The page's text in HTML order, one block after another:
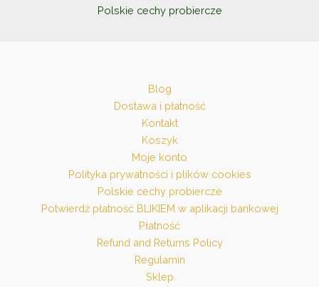
Polskie cechy probiercze
Blog
Dostawa i płatność
Kontakt
Koszyk
Moje konto
Polityka prywatności i plików cookies
Polskie cechy probiercze
Potwierdź płatność BLIKIEM w aplikacji bankowej
Płatność
Refund and Returns Policy
Regulamin
Sklep